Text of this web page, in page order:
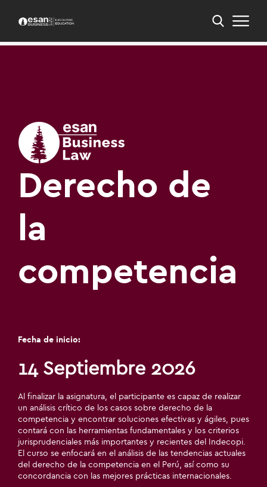
Derecho de
la
competencia
Fecha de inicio:
14 Septiembre 2026
Al finalizar la asignatura, el participante es capaz de realizar
un análisis crítico de los casos sobre derecho de la
competencia y encontrar soluciones efectivas y ágiles, pues
contará con las herramientas fundamentales y los criterios
jurisprudenciales más importantes y recientes del Indecopi.
El curso se enfocará en el análisis de las tendencias actuales
del derecho de la competencia en el Perú, así como su
concordancia con las mejores prácticas internacionales.